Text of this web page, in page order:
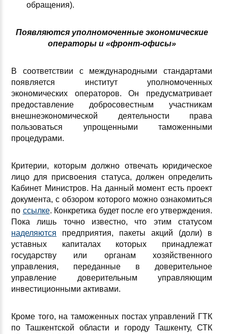
обращения).
Появляются уполномоченные экономические
операторы и «фронт-офисы»
В соответствии с международными стандартами
появляется институт уполномоченных
экономических операторов. Он предусматривает
предоставление добросовестным участникам
внешнеэкономической деятельности права
пользоваться упрощенными таможенными
процедурами.
Критерии, которым должно отвечать юридическое
лицо для присвоения статуса, должен определить
Кабинет Министров. На данный момент есть проект
документа, с обзором которого можно ознакомиться
по ссылке. Конкретика будет после его утверждения.
Пока лишь точно известно, что этим статусом
наделяются предприятия, пакеты акций (доли) в
уставных капиталах которых принадлежат
государству или органам хозяйственного
управления, переданные в доверительное
управление доверительным управляющим
инвестиционными активами.
Кроме того, на таможенных постах управлений ГТК
по Ташкентской области и городу Ташкенту, СТК